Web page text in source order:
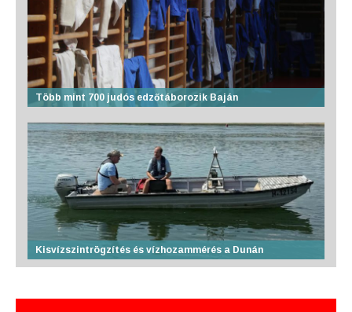
Több mint 700 judós edzőtáborozik Baján
Kisvízszintrögzítés és vízhozammérés a Dunán